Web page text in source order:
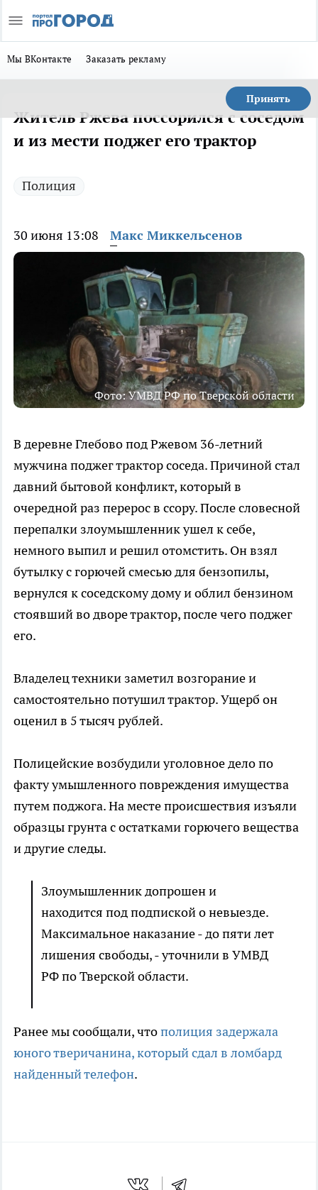
Мы ВКонтакте Заказать рекламу
Принять
Житель Ржева поссорился с соседом
и из мести поджег его трактор
Полиция
30 июня 13:08 Макс Миккельсенов
Фото: УМВД РФ по Тверской области
В деревне Глебово под Ржевом 36-летний
мужчина поджег трактор соседа. Причиной стал
давний бытовой конфликт, который в
очередной раз перерос в ссору. После словесной
перепалки злоумышленник ушел к себе,
немного выпил и решил отомстить. Он взял
бутылку с горючей смесью для бензопилы,
вернулся к соседскому дому и облил бензином
стоявший во дворе трактор, после чего поджег
его.
Владелец техники заметил возгорание и
самостоятельно потушил трактор. Ущерб он
оценил в 5 тысяч рублей.
Полицейские возбудили уголовное дело по
факту умышленного повреждения имущества
путем поджога. На месте происшествия изъяли
образцы грунта с остатками горючего вещества
и другие следы.
Злоумышленник допрошен и
находится под подпиской о невыезде.
Максимальное наказание - до пяти лет
лишения свободы, - уточнили в УМВД
РФ по Тверской области.
Ранее мы сообщали, чтополиция задержала
юного тверичанина, который сдал в ломбард
найденный телефон.